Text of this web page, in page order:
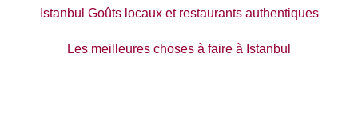
Istanbul Goûts locaux et restaurants authentiques
Les meilleures choses à faire à Istanbul